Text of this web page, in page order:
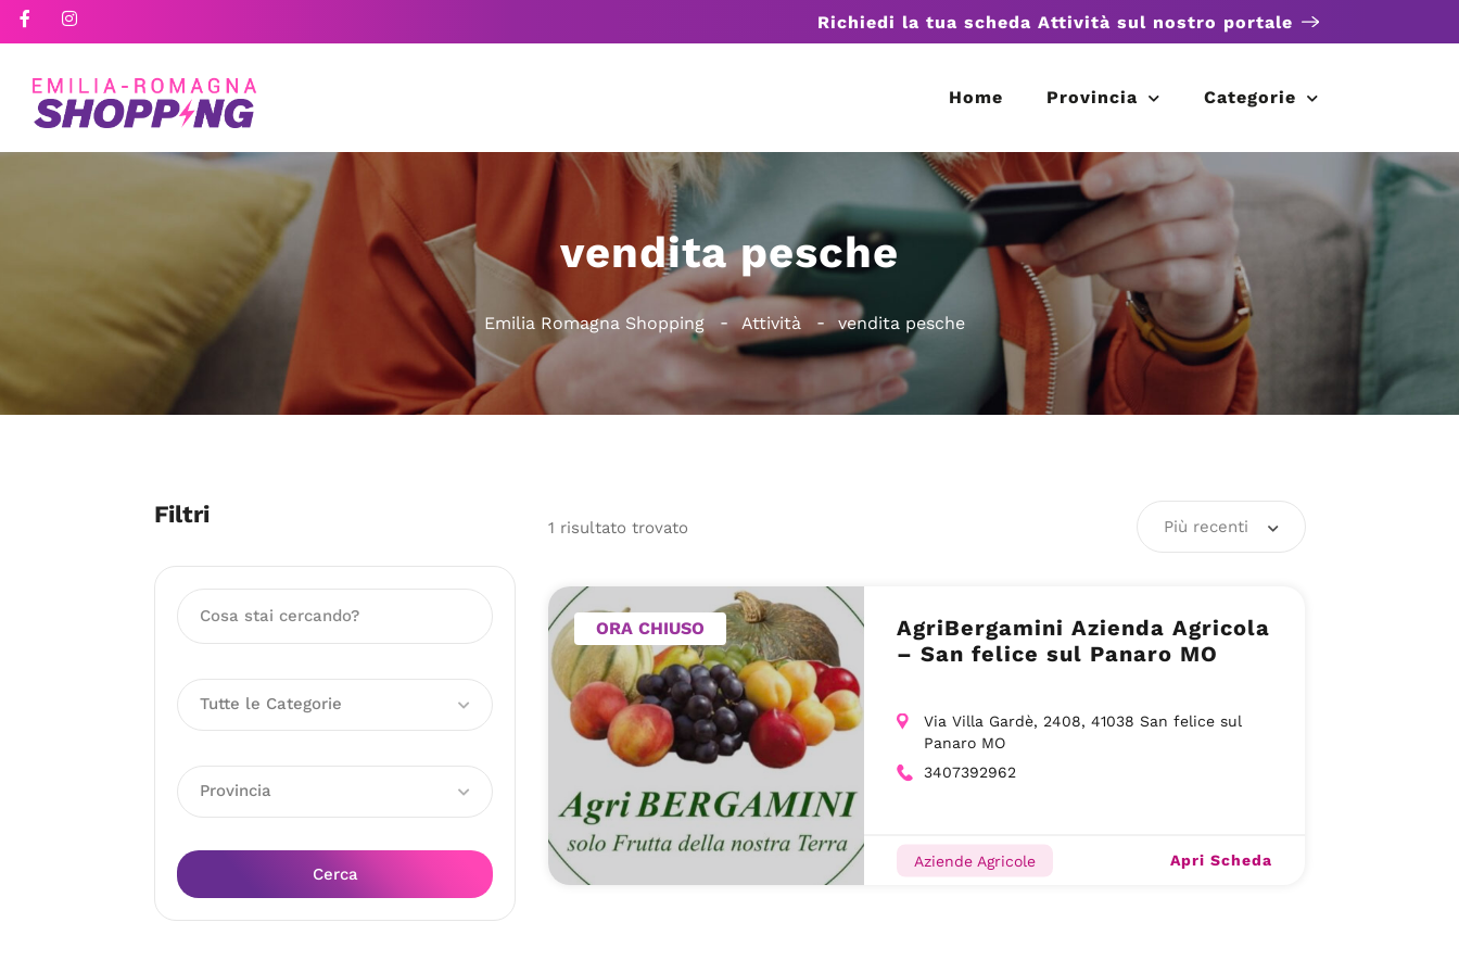
Richiedi la tua scheda Attività sul nostro portale
Home Provincia Categorie
vendita pesche
Emilia Romagna Shopping Attività vendita pesche
Filtri
Tutte le Categorie
Provincia
Cerca
1 risultato trovato Più recenti
ORA CHIUSO
AgriBergamini Azienda Agricola
– San felice sul Panaro MO
Via Villa Gardè, 2408, 41038 San felice sul
Panaro MO
3407392962
Aziende Agricole Apri Scheda